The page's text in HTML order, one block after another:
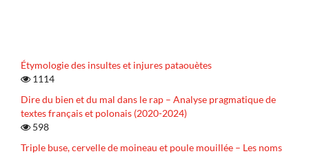
Étymologie des insultes et injures pataouètes
1114
Dire du bien et du mal dans le rap – Analyse pragmatique de
textes français et polonais (2020-2024)
598
Triple buse, cervelle de moineau et poule mouillée – Les noms